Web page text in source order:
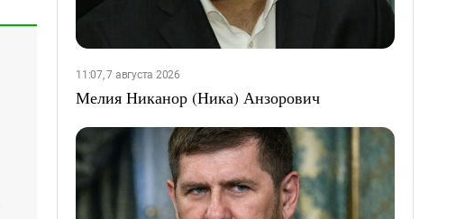
11:07, 7 августа 2026
Мелия Никанор (Ника) Анзорович